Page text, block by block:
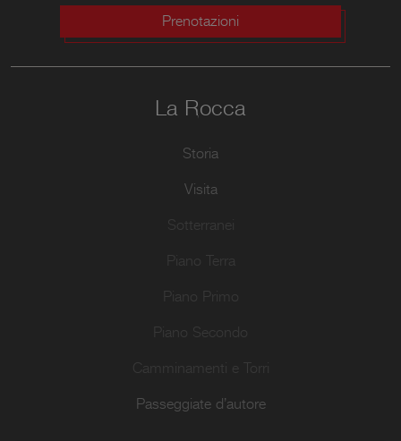
Prenotazioni
La Rocca
Storia
Visita
Sotterranei
Piano Terra
Piano Primo
Piano Secondo
Camminamenti e Torri
Passeggiate d’autore